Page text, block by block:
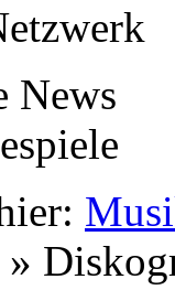
News
»